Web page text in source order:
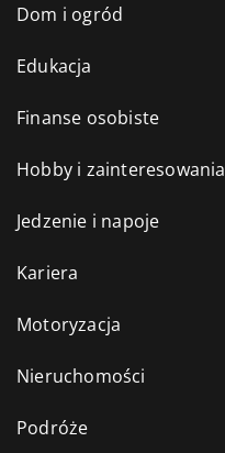
Dom i ogród
Edukacja
Finanse osobiste
Hobby i zainteresowania
Jedzenie i napoje
Kariera
Motoryzacja
Nieruchomości
Podróże